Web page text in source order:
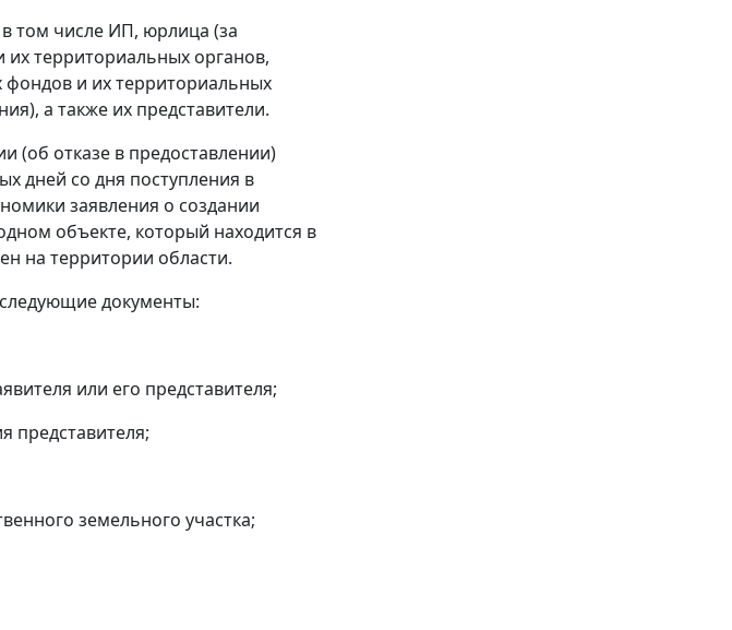
том числе ИП, юрлица (за
их территориальных органов,
фондов и их территориальных
а также их представители.
(об отказе в предоставлении)
дней со дня поступления в
заявления о создании
объекте, который находится в
на территории области.
документы:
или его представителя;
представителя;
земельного участка;